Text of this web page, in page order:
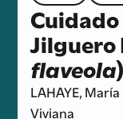
Jilguero
flaveola)
LAHAYE, María
Viviana